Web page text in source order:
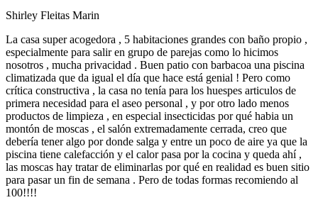
Shirley Fleitas Marin
La casa super acogedora , 5 habitaciones grandes con baño propio ,
especialmente para salir en grupo de parejas como lo hicimos
nosotros , mucha privacidad . Buen patio con barbacoa una piscina
climatizada que da igual el día que hace está genial ! Pero como
crítica constructiva , la casa no tenía para los huespes articulos de
primera necesidad para el aseo personal , y por otro lado menos
productos de limpieza , en especial insecticidas por qué habia un
montón de moscas , el salón extremadamente cerrada, creo que
debería tener algo por donde salga y entre un poco de aire ya que la
piscina tiene calefacción y el calor pasa por la cocina y queda ahí ,
las moscas hay tratar de eliminarlas por qué en realidad es buen sitio
para pasar un fin de semana . Pero de todas formas recomiendo al
100!!!!